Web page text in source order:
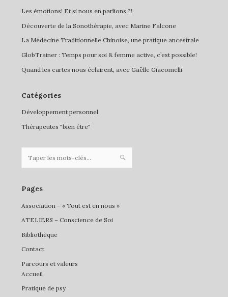
Les émotions! Et si nous en parlions ?!
Découverte de la Sonothérapie, avec Marine Falcone
La Médecine Traditionnelle Chinoise, une pratique ancestrale
GlobTrainer : Temps pour soi & femme active, c’est possible!
Quand les cartes nous éclairent, avec Gaëlle Giacomelli
Catégories
Développement personnel
Thérapeutes "bien être"
Pages
Association – « Tout est en nous »
ATELIERS – Conscience de Soi
Bibliothèque
Contact
Parcours et valeurs
Accueil
Pratique de psy